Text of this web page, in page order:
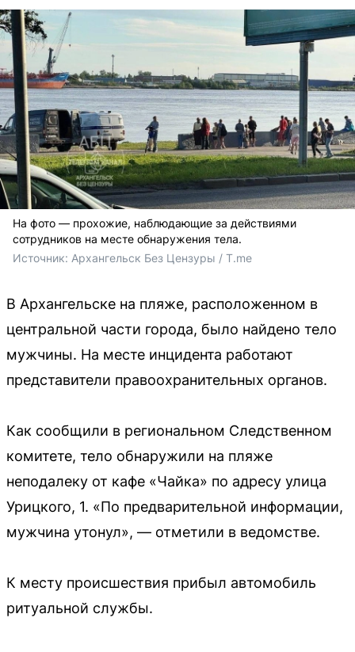
На фото — прохожие, наблюдающие за действиями
сотрудников на месте обнаружения тела.
Источник: Архангельск Без Цензуры / T.me
В Архангельске на пляже, расположенном в
центральной части города, было найдено тело
мужчины. На месте инцидента работают
представители правоохранительных органов.
Как сообщили в региональном Следственном
комитете, тело обнаружили на пляже
неподалеку от кафе «Чайка» по адресу улица
Урицкого, 1. «По предварительной информации,
мужчина утонул», — отметили в ведомстве.
К месту происшествия прибыл автомобиль
ритуальной службы.